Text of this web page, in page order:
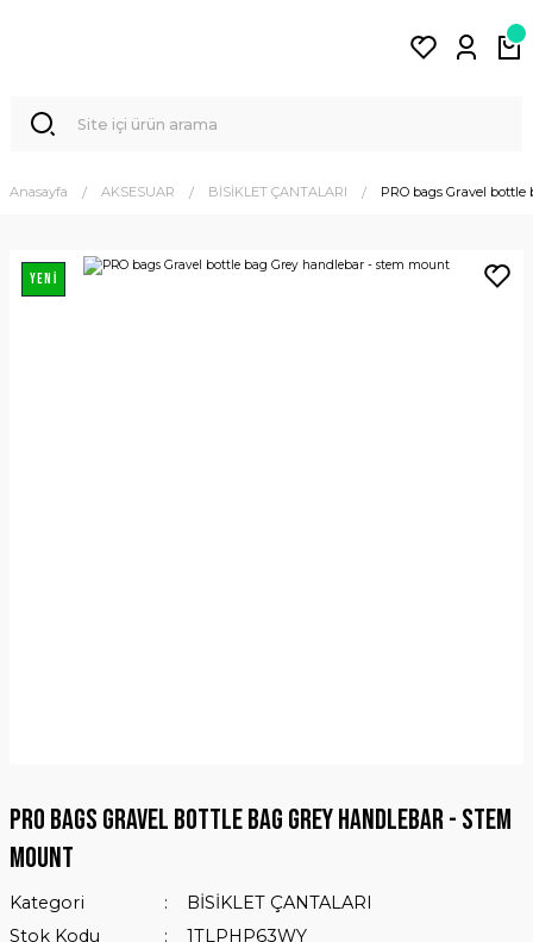
Anasayfa AKSESUAR BİSİKLET ÇANTALARI PRO bags Gravel
YENİ
PRO bags Gravel bottle bag Grey handlebar - stem
mount
Kategori
BİSİKLET ÇANTALARI
Stok Kodu
1TLPHP63WY